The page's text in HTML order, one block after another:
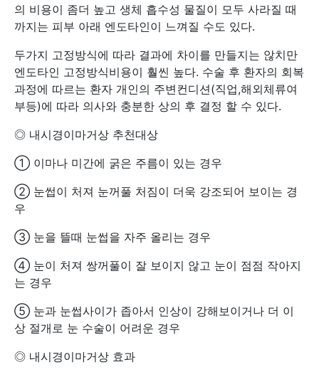
의 비용이 좀더 높고 생체 흡수성 물질이 모두 사라질 때
까지는 피부 아래 엔도타인이 느껴질 수도 있다.
두가지 고정방식에 따라 결과에 차이를 만들지는 않치만
엔도타인 고정방식비용이 훨씬 높다. 수술 후 환자의 회복
과정에 따르는 환자 개인의 주변컨디션(직업,해외체류여
부등)에 따라 의사와 충분한 상의 후 결정 할 수 있다.
◎ 내시경이마거상 추천대상
① 이마나 미간에 굵은 주름이 있는 경우
② 눈썹이 처져 눈꺼풀 처짐이 더욱 강조되어 보이는 경
우
③ 눈을 뜰때 눈썹을 자주 올리는 경우
④ 눈이 처져 쌍꺼풀이 잘 보이지 않고 눈이 점점 작아지
는 경우
⑤ 눈과 눈썹사이가 좁아서 인상이 강해보이거나 더 이
상 절개로 눈 수술이 어려운 경우
◎ 내시경이마거상 효과